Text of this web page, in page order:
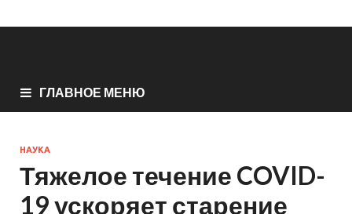
ГЛАВНОЕ МЕНЮ
НАУКА
Тяжелое течение COVID-
19 ускоряет старение